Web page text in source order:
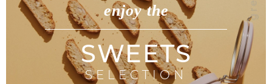
enjoy the
SWEETS
SELECTION